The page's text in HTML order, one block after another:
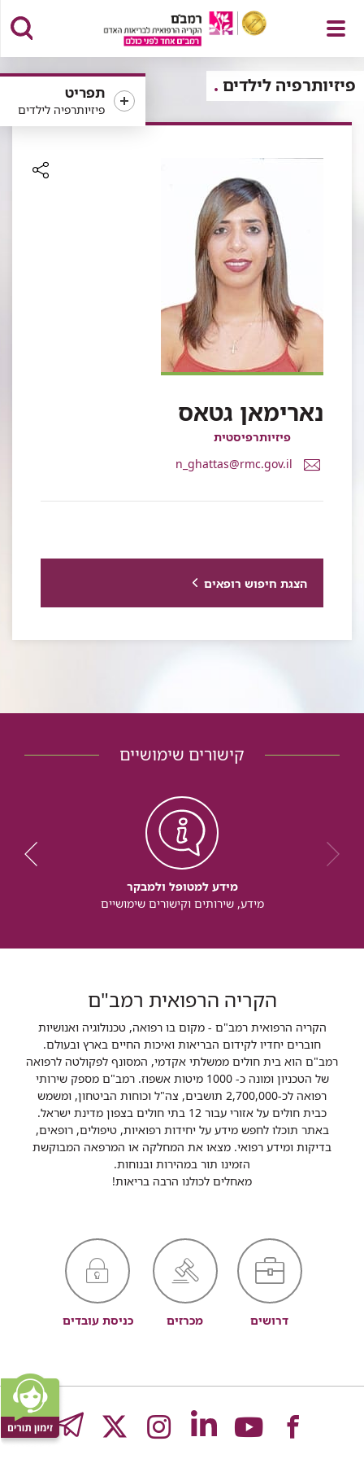
פתח
תפריט
תפריט
פיזיותרפיה לילדים
פיזיותרפיה לילדים
נארימאן גטאס
פיזיותרפיסטית
דואר
n_ghattas@rmc.gov.il
הצגת חיפוש רופאים
קישורים שימושיים
מידע למטופל ולמבקר
מידע, שירותים וקישורים שימושיים
הקריה הרפואית רמב"ם
הקריה הרפואית רמב"ם - מקום בו רפואה, טכנולוגיה ואנושיות
חוברים יחדיו לקידום הבריאות ואיכות החיים בארץ ובעולם.
רמב"ם הוא בית חולים ממשלתי אקדמי, המסונף לפקולטה לרפואה
של הטכניון ומונה כ- 1000 מיטות אשפוז. רמב"ם מספק שירותי
רפואה לכ-2,700,000 תושבים, צה"ל וכוחות הביטחון, ומשמש
כבית חולים על אזורי עבור 12 בתי חולים בצפון מדינת ישראל.
באתר תוכלו לחפש מידע על יחידות רפואיות, טיפולים, רופאים,
בדיקות ומידע רפואי. מצאו את המחלקה או המרפאה המבוקשת
הזמינו תור במהירות ובנוחות.
מאחלים לכולנו הרבה בריאות!
דרושים מכרזים כניסת עובדים
לעמוד
לעמוד
לעמוד
לעמוד
לעמוד